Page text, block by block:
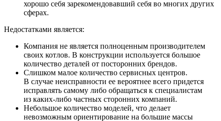
хорошо себя зарекомендовавший себя во многих других
сферах.
Недостатками является:
Компания не является полноценным производителем
своих котлов. В конструкции используется большое
количество деталей от посторонних брендов.
Слишком малое количество сервисных центров.
В случае неисправности ее вероятнее всего придется
исправлять самому либо обращаться к специалистам
из каких-либо частных сторонних компаний.
Небольшое количество моделей, что делает
невозможным ориентирование на большие массы